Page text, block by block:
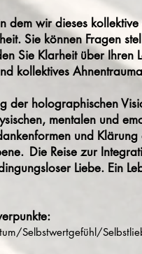
dem wir dieses
Sie können Fragen
Sie Klarheit über Ihren
kollektives
der holographischen
mentalen und
und
Die Reise zur
Liebe. Ein
Selbstwertgefühl/